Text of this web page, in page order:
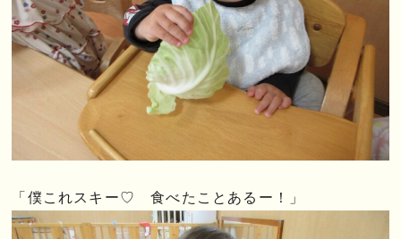
「僕これスキー♡ 食べたことあるー！」